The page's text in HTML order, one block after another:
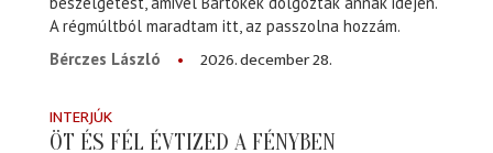
A régmúltból maradtam itt, az passzolna hozzám.
Bérczes László
2026. december 28.
INTERJÚK
ÖT ÉS FÉL ÉVTIZED A FÉNYBEN